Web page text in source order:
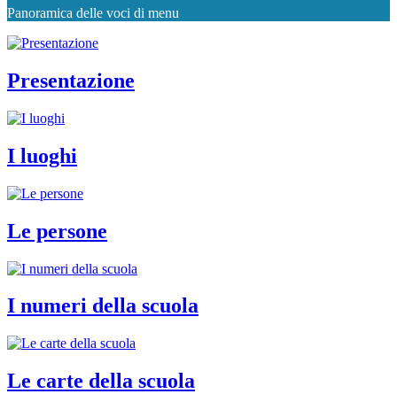
Panoramica delle voci di menu
Presentazione
I luoghi
Le persone
I numeri della scuola
Le carte della scuola